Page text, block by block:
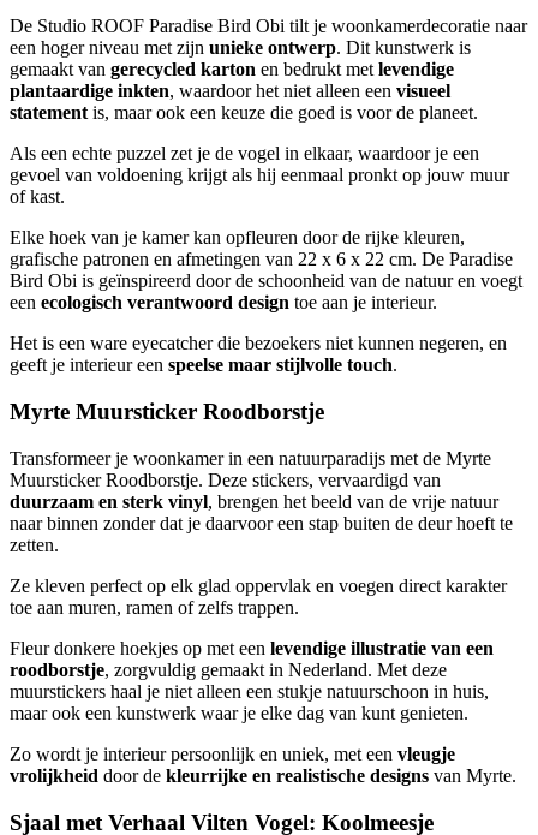
De Studio ROOF Paradise Bird Obi tilt je woonkamerdecoratie naar
een hoger niveau met zijn unieke ontwerp. Dit kunstwerk is
gemaakt van gerecycled karton en bedrukt metlevendige
plantaardige inkten, waardoor het niet alleen een visueel
statementis, maar ook een keuze die goed is voor de planeet.
Als een echte puzzel zet je de vogel in elkaar, waardoor je een
gevoel van voldoening krijgt als hij eenmaal pronkt op jouw muur
of kast.
Elke hoek van je kamer kan opfleuren door de rijke kleuren,
grafische patronen en afmetingen van 22 x 6 x 22 cm. De Paradise
Bird Obi is geïnspireerd door de schoonheid van de natuur en voegt
een ecologisch verantwoord design toe aan je interieur.
Het is een ware eyecatcher die bezoekers niet kunnen negeren, en
geeft je interieur een speelse maar stijlvolle touch.
Myrte Muursticker Roodborstje
Transformeer je woonkamer in een natuurparadijs met de Myrte
Muursticker Roodborstje. Deze stickers, vervaardigd van
duurzaam en sterk vinyl, brengen het beeld van de vrije natuur
naar binnen zonder dat je daarvoor een stap buiten de deur hoeft te
zetten.
Ze kleven perfect op elk glad oppervlak en voegen direct karakter
toe aan muren, ramen of zelfs trappen.
Fleur donkere hoekjes op met een levendige illustratie van een
roodborstje, zorgvuldig gemaakt in Nederland. Met deze
muurstickers haal je niet alleen een stukje natuurschoon in huis,
maar ook een kunstwerk waar je elke dag van kunt genieten.
Zo wordt je interieur persoonlijk en uniek, met een vleugje
vrolijkheid door de kleurrijke en realistische designs van Myrte.
Sjaal met Verhaal Vilten Vogel: Koolmeesje